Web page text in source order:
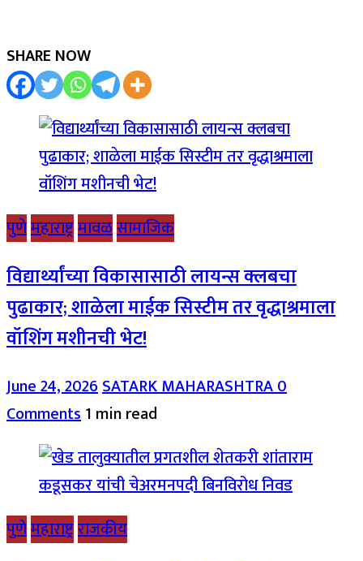
SHARE NOW
पुणेमहाराष्ट्रमावळसामाजिक
विद्यार्थ्यांच्या विकासासाठी लायन्स क्लबचा
पुढाकार; शाळेला माईक सिस्टीम तर वृद्धाश्रमाला
वॉशिंग मशीनची भेट!
June 24, 2026SATARK MAHARASHTRA0
Comments1 min read
पुणेमहाराष्ट्रराजकीय